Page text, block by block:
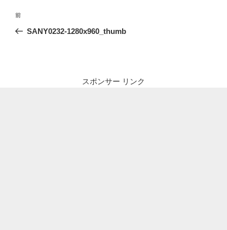
投
前
の
前
SANY0232-1280x960_thumb
スポンサー リンク